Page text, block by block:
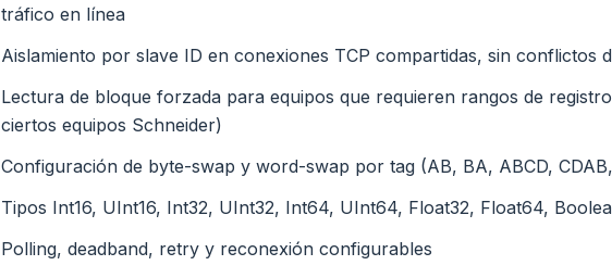
tráfico en línea
Aislamiento por slave ID en conexiones TCP compartidas, sin conflictos
Lectura de bloque forzada para equipos que requieren rangos de
ciertos equipos Schneider)
Configuración de byte-swap y word-swap por tag (AB, BA, ABCD,
Tipos Int16, UInt16, Int32, UInt32, Int64, UInt64, Float32, Float64,
Polling, deadband, retry y reconexión configurables